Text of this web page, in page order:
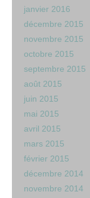
janvier 2016
décembre 2015
novembre 2015
octobre 2015
septembre 2015
août 2015
juin 2015
mai 2015
avril 2015
mars 2015
février 2015
décembre 2014
novembre 2014